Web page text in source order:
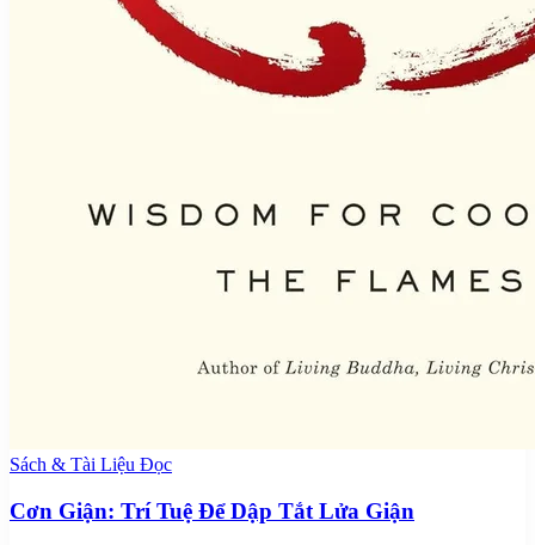
Sách & Tài Liệu Đọc
Cơn Giận: Trí Tuệ Để Dập Tắt Lửa Giận